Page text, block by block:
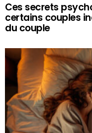
Ces secrets
certains couples
du couple